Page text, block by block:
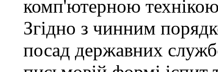
комп'ютерною
Згідно з чинним
посад державних